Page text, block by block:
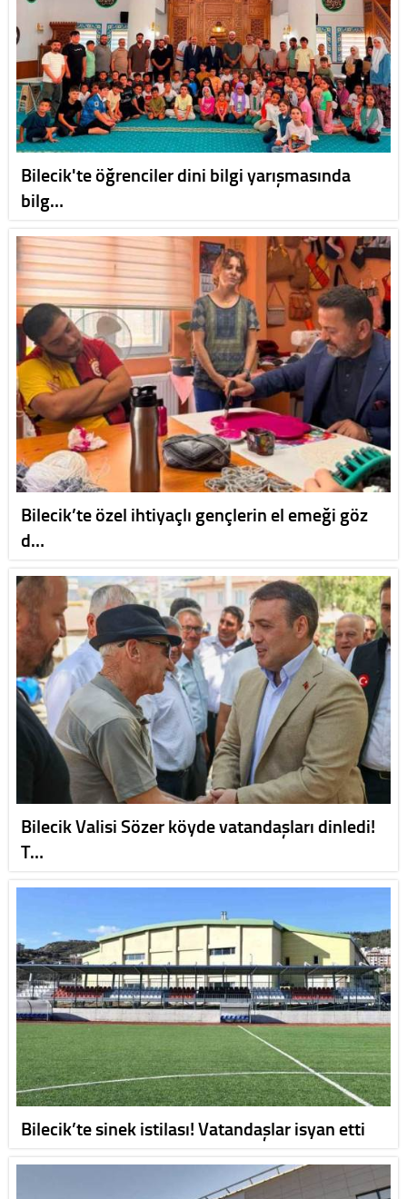
Bilecik'te öğrenciler dini bilgi yarışmasında
bilg…
Bilecik’te özel ihtiyaçlı gençlerin el emeği göz
d…
Bilecik Valisi Sözer köyde vatandaşları dinledi!
T…
Bilecik’te sinek istilası! Vatandaşlar isyan etti